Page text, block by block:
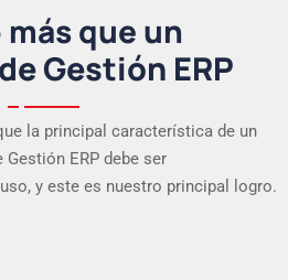
que un
Gestión ERP
la principal característica de un
Gestión ERP debe ser
y este es nuestro principal logro.